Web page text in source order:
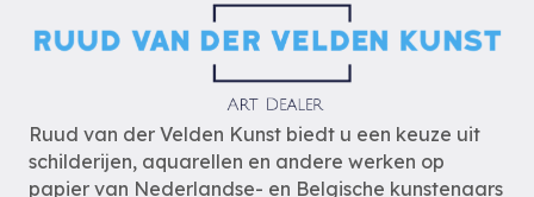
Ruud van der Velden Kunst biedt u een keuze uit
schilderijen, aquarellen en andere werken op
papier van Nederlandse- en Belgische kunstenaars